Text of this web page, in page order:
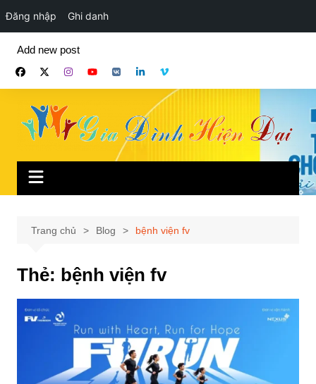
Đăng nhập Ghi danh
phần
Add new post
Trang chủ Blog bệnh viện fv
Thẻ: bệnh viện fv